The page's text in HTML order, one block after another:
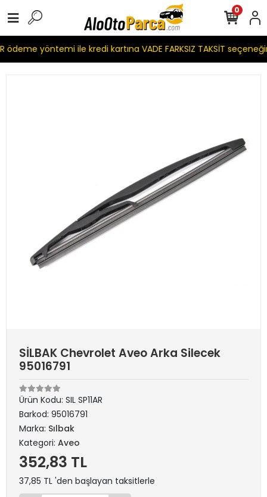
ödeme yöntemi ile kredi kartına VADE FARKSIZ TAKSİT
0
SİLBAK Chevrolet Aveo Arka Silecek
95016791
Ürün Kodu: SIL SP11AR
Barkod: 95016791
Marka: Sılbak
Kategori: Aveo
352,83 TL
37,85 TL 'den başlayan taksitlerle